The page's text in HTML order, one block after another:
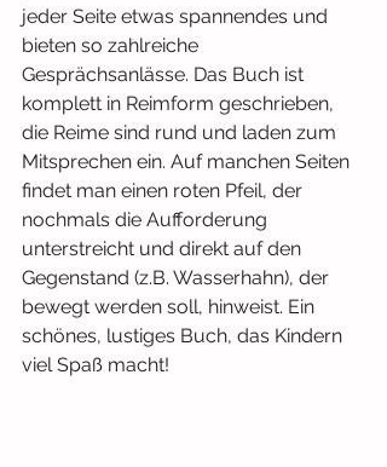
jeder Seite etwas spannendes und
bieten so zahlreiche
Gesprächsanlässe. Das Buch ist
komplett in Reimform geschrieben,
die Reime sind rund und laden zum
Mitsprechen ein. Auf manchen Seiten
findet man einen roten Pfeil, der
nochmals die Aufforderung
unterstreicht und direkt auf den
Gegenstand (z.B. Wasserhahn), der
bewegt werden soll, hinweist. Ein
schönes, lustiges Buch, das Kindern
viel Spaß macht!